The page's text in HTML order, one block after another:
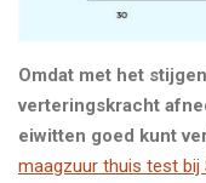
Omdat met het
verteringskracht
eiwitten goed kunt
maagzuur thuis test bij